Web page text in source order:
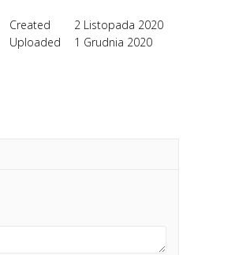
Created
2 Listopada 2020
Uploaded
1 Grudnia 2020